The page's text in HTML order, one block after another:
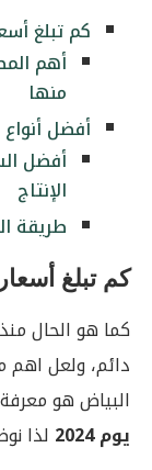
كم تبلغ
أهم
منها
أفضل
أفضل
الإنتاج
طريقة
كم تبلغ أسعار
كما هو الحال
دائم، ولعل اهم
البياض هو معرفة
يوم2024 لذا